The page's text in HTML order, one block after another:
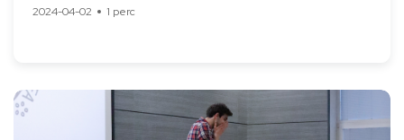
2024-04-02 1 perc